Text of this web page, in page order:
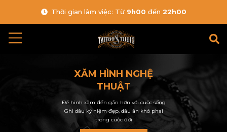
Thời gian làm việc: Từ 9h00 đến 22h00
XĂM HÌNH NGHỆ
THUẬT
Để hình xăm đến gần hơn với cuộc sống
Ghi dấu kỷ niệm đẹp, dấu ấn khó phai
trong cuộc đời